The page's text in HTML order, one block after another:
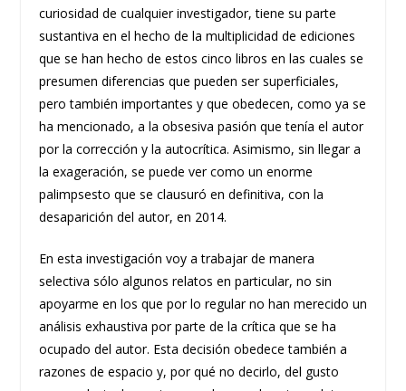
curiosidad de cualquier investigador, tiene su parte
sustantiva en el hecho de la multiplicidad de ediciones
que se han hecho de estos cinco libros en las cuales se
presumen diferencias que pueden ser superficiales,
pero también importantes y que obedecen, como ya se
ha mencionado, a la obsesiva pasión que tenía el autor
por la corrección y la autocrítica. Asimismo, sin llegar a
la exageración, se puede ver como un enorme
palimpsesto que se clausuró en definitiva, con la
desaparición del autor, en 2014.
En esta investigación voy a trabajar de manera
selectiva sólo algunos relatos en particular, no sin
apoyarme en los que por lo regular no han merecido un
análisis exhaustiva por parte de la crítica que se ha
ocupado del autor. Esta decisión obedece también a
razones de espacio y, por qué no decirlo, del gusto